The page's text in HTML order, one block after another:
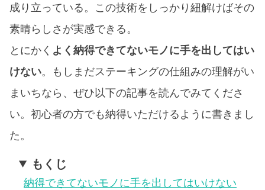
成り立っている。この技術をしっかり紐解けばその
素晴らしさが実感できる。
とにかく よく納得できてないモノに手を出してはい
けない。もしまだステーキングの仕組みの理解がい
まいちなら、ぜひ以下の記事を読んでみてくださ
い。初心者の方でも納得いただけるように書きまし
た。
もくじ
納得できてないモノに手を出してはいけない